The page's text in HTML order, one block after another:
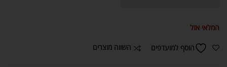
המלאי אזל
הוסף למועדפים השווה מוצרים